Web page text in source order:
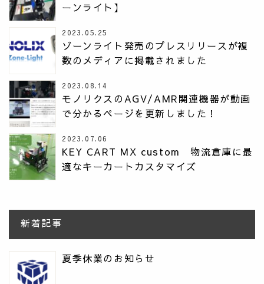
ーンライト】
2023.05.25
ゾーンライト発売のプレスリリースが複
数のメディアに掲載されました
2023.08.14
モノリクスのAGV/AMR関連機器が動画
で分かるページを更新しました！
2023.07.06
KEY CART MX custom 物流倉庫に最
適なキーカートカスタマイズ
新着記事
夏季休業のお知らせ